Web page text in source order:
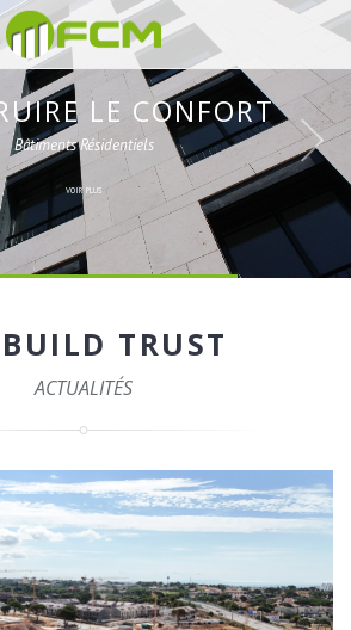
LE CONFORT
Bâtiments Résidentiels
VOIR PLUS
TRUST
ACTUALITÉS